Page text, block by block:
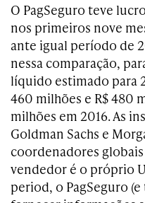
O PagSeguro teve
nos primeiros nove
ante igual período de
nessa comparação,
líquido estimado para
460 milhões e R$ 480
milhões em 2016. As
Goldman Sachs e
coordenadores
vendedor é o próprio
period, o PagSeguro